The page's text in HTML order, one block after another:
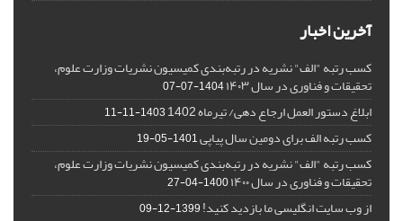
آخرین اخبار
کسب رتبه "الف" نشریه در رتبه‌بندی کمیسیون نشریات وزارت علوم،
تحقیقات و فناوری در سال ۱۴۰۳ 1404-07-07
ابلاغ دستور العمل ارجاع دهی/ تیرماه 1402 1403-11-11
کسب رتبه الف برای دومین سال پیاپی1401-05-19
کسب رتبه "الف" نشریه در رتبه‌بندی کمیسیون نشریات وزارت علوم،
تحقیقات و فناوری در سال ۱۴۰۰ 1400-04-27
از وب سایت انگلیسی ما بازدید کنید!1399-12-09